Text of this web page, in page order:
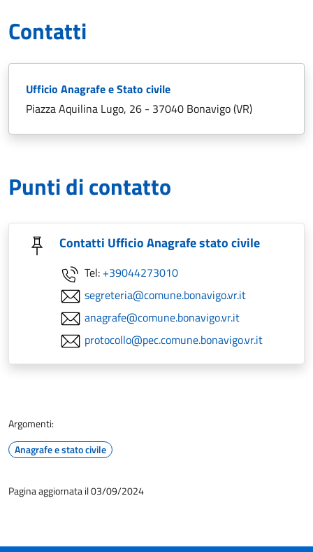
Contatti
Ufficio Anagrafe e Stato civile
Piazza Aquilina Lugo, 26 - 37040 Bonavigo (VR)
Punti di contatto
Contatti Ufficio Anagrafe stato civile
Tel: +39044273010
segreteria@comune.bonavigo.vr.it
anagrafe@comune.bonavigo.vr.it
protocollo@pec.comune.bonavigo.vr.it
Argomenti:
Anagrafe e stato civile
Pagina aggiornata il 03/09/2024